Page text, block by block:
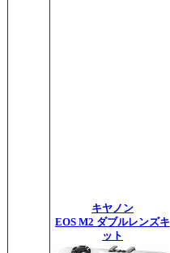
キヤノン
EOS M2 ダブルレンズキ
ット